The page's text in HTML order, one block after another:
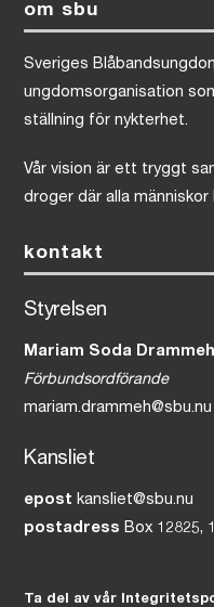
om sbu
Sveriges
ungdomsorganisation
ställning för nykterhet.
Vår vision är ett tryggt
droger där alla människor
kontakt
Styrelsen
Mariam Soda Drammeh
Förbundsordförande
mariam.drammeh@sbu.nu
Kansliet
epostkansliet@sbu.nu
postadress Box 12825,
Ta del av vår